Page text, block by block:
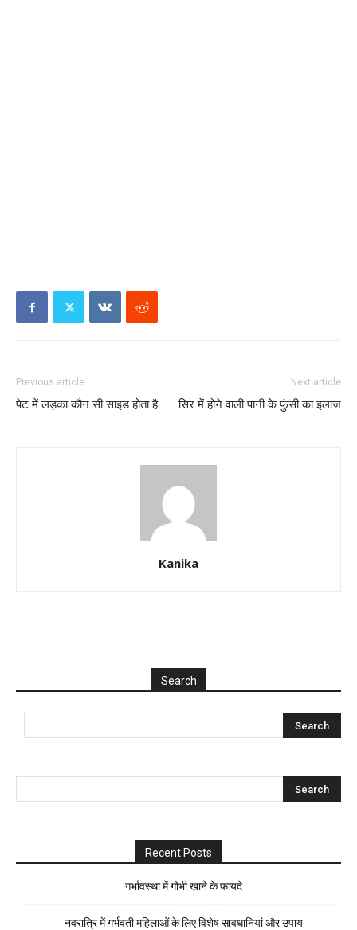
Previous article
पेट में लड़का कौन सी साइड होता है
Next article
सिर में होने वाली पानी के फुंसी का इलाज
Kanika
Search
Recent Posts
गर्भावस्था में गोभी खाने के फायदे
नवरात्रि में गर्भवती महिलाओं के लिए विशेष सावधानियां और उपाय